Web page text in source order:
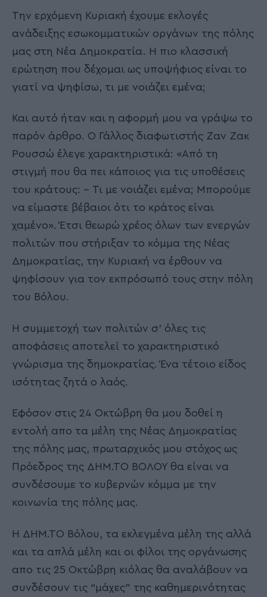
Την ερχόμενη Κυριακή έχουμε εκλογές
ανάδειξης εσωκομματικών οργάνων της πόλης
μας στη Νέα Δημοκρατία. Η πιο κλασσική
ερώτηση που δέχομαι ως υποψήφιος είναι το
γιατί να ψηφίσω, τι με νοιάζει εμένα;
Και αυτό ήταν και η αφορμή μου να γράψω το
παρόν άρθρο. Ο Γάλλος διαφωτιστής Ζαν Ζακ
Ρουσσώ έλεγε χαρακτηριστικά: «Από τη
στιγμή που θα πει κάποιος για τις υποθέσεις
του κράτους: – Τι με νοιάζει εμένα; Μπορούμε
να είμαστε βέβαιοι ότι το κράτος είναι
χαμένο». Έτσι θεωρώ χρέος όλων των ενεργών
πολιτών που στήριξαν το κόμμα της Νέας
Δημοκρατίας, την Κυριακή να έρθουν να
ψηφίσουν για τον εκπρόσωπό τους στην πόλη
του Βόλου.
Η συμμετοχή των πολιτών σ’ όλες τις
αποφάσεις αποτελεί το χαρακτηριστικό
γνώρισμα της δημοκρατίας. Ένα τέτοιο είδος
ισότητας ζητά ο λαός.
Εφόσον στις 24 Οκτώβρη θα μου δοθεί η
εντολή απο τα μέλη της Νέας Δημοκρατίας
της πόλης μας, πρωταρχικός μου στόχος ως
Πρόεδρος της ΔΗΜ.ΤΟ ΒΟΛΟΥ θα είναι να
συνδέσουμε το κυβερνών κόμμα με την
κοινωνία της πόλης μας.
Η ΔΗΜ.ΤΟ Βόλου, τα εκλεγμένα μέλη της αλλά
και τα απλά μέλη και οι φίλοι της οργάνωσης
απο τις 25 Οκτώβρη κιόλας θα αναλάβουν να
συνδέσουν τις “μάχες” της καθημερινότητας